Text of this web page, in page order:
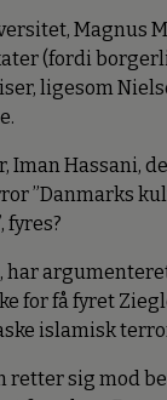
Magnus
(fordi
ligesom
Iman Hassani,
”Danmarks
for få fyret
islamisk
retter sig mod